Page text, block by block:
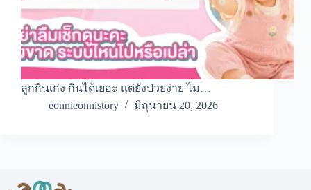
ลูกกินเก่ง กินได้เยอะ แต่ยังป่วยง่าย ไม…
eonnieonnistory
มิถุนายน 20, 2026